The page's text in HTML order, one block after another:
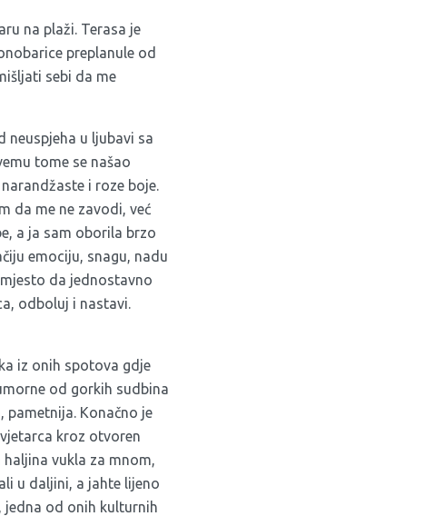
na plaži. Terasa je
preplanule od
sebi da me
neuspjeha u ljubavi sa
tome se našao
i roze boje.
da me ne zavodi, već
a ja sam oborila brzo
emociju, snagu, nadu
da jednostavno
odboluj i nastavi.
iz onih spotova gdje
od gorkih sudbina
pametnija. Konačno je
kroz otvoren
vukla za mnom,
u daljini, a jahte lijeno
jedna od onih kulturnih